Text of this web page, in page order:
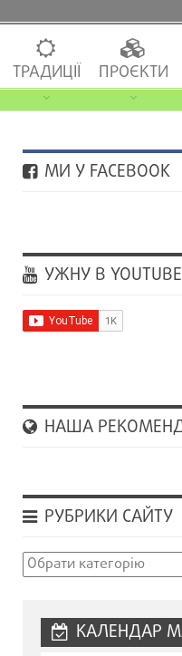
ТРАДИЦІЇ
ПРОЄКТИ
МИ У FACEBOOK
УЖНУ В
НАША
РУБРИКИ САЙТУ
Рубрики
КАЛЕНДАР